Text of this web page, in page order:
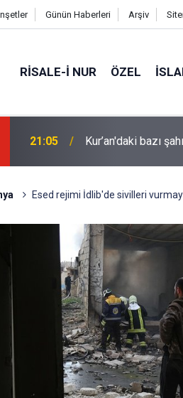
Günün Haberleri Arşiv
RISALE-I NUR ÖZEL
20:02 Trump, Amerika'da
Esed rejimi İdlib'de sivilleri